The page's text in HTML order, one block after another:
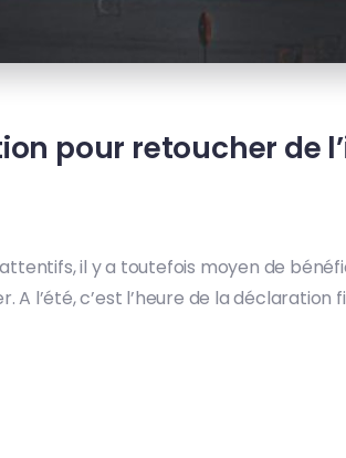
pour retoucher de
il y a toutefois moyen de
l’été, c’est l’heure de la déclaration